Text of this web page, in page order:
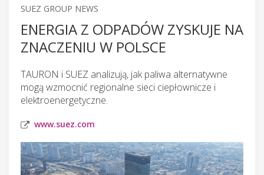
SUEZ GROUP NEWS
ENERGIA Z ODPADÓW ZYSKUJE NA
ZNACZENIU W POLSCE
TAURON i SUEZ analizują, jak paliwa alternatywne
mogą wzmocnić regionalne sieci ciepłownicze i
elektroenergetyczne.
www.suez.com